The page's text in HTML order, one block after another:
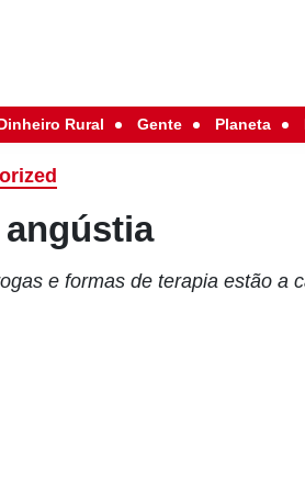
Rural Gente Planeta
angústia
e formas de terapia estão a